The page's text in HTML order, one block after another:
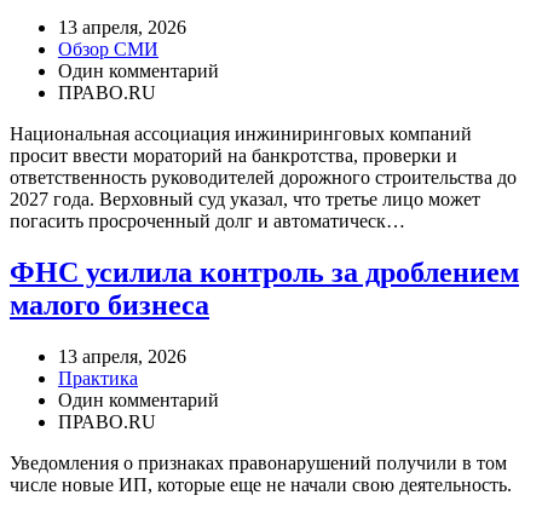
13 апреля, 2026
Обзор СМИ
Один комментарий
ПРАВО.RU
Национальная ассоциация инжиниринговых компаний
просит ввести мораторий на банкротства, проверки и
ответственность руководителей дорожного строительства до
2027 года. Верховный суд указал, что третье лицо может
погасить просроченный долг и автоматическ…
ФНС усилила контроль за дроблением
малого бизнеса
13 апреля, 2026
Практика
Один комментарий
ПРАВО.RU
Уведомления о признаках правонарушений получили в том
числе новые ИП, которые еще не начали свою деятельность.